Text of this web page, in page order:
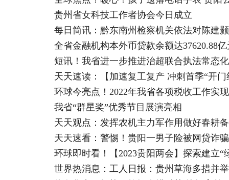
贵州省女科技工作者协会今日成立
每日简讯：黔东南州检察机关依法对陈建
全省金融机构本外币贷款余额达37620.88亿
短讯！我省进一步推进治超联合执法常态
环球今亮点！2022年我省各项税收工作实
我省“群星奖”优秀节目展演亮相
天天观点：发挥农机主力军作用做好春耕
天天速看：警惕！贵阳一男子险被网贷诈
环球即时看！【2023贵阳两会】探索建立
世界热消息：工人日报：贵州草海多措并